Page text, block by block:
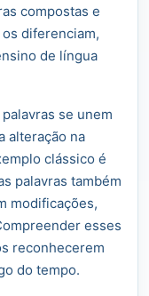
compostas e
diferenciam,
de língua
se unem
alteração na
clássico é
palavras também
modificações,
esses
reconhecerem
do tempo.